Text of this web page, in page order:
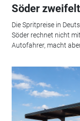
Söder
Die Spritpreise in
Söder rechnet nicht
Autofahrer, macht